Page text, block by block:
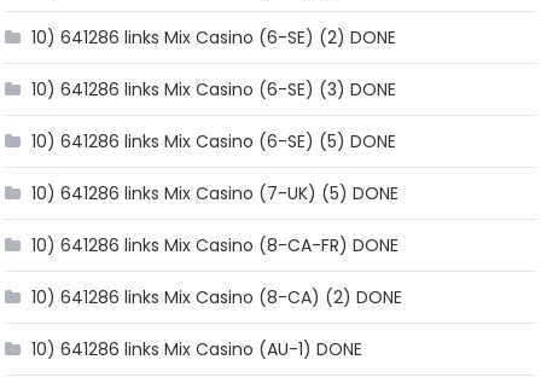
10) 641286 links Mix Casino (6-SE) (2) DONE
10) 641286 links Mix Casino (6-SE) (3) DONE
10) 641286 links Mix Casino (6-SE) (5) DONE
10) 641286 links Mix Casino (7-UK) (5) DONE
10) 641286 links Mix Casino (8-CA-FR) DONE
10) 641286 links Mix Casino (8-CA) (2) DONE
10) 641286 links Mix Casino (AU-1) DONE